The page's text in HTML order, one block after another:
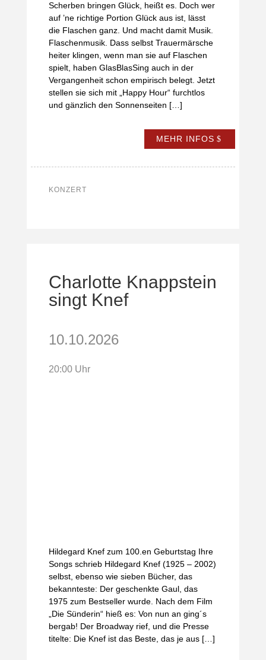
Scherben bringen Glück, heißt es. Doch wer
auf ’ne richtige Portion Glück aus ist, lässt
die Flaschen ganz. Und macht damit Musik.
Flaschenmusik. Dass selbst Trauermärsche
heiter klingen, wenn man sie auf Flaschen
spielt, haben GlasBlasSing auch in der
Vergangenheit schon empirisch belegt. Jetzt
stellen sie sich mit „Happy Hour“ furchtlos
und gänzlich den Sonnenseiten […]
MEHR INFOS
KONZERT
Charlotte Knappstein
singt Knef
10.10.2026
20:00 Uhr
Hildegard Knef zum 100.en Geburtstag Ihre
Songs schrieb Hildegard Knef (1925 – 2002)
selbst, ebenso wie sieben Bücher, das
bekannteste: Der geschenkte Gaul, das
1975 zum Bestseller wurde. Nach dem Film
„Die Sünderin“ hieß es: Von nun an ging´s
bergab! Der Broadway rief, und die Presse
titelte: Die Knef ist das Beste, das je aus […]